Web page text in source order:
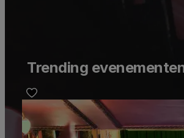
Trending